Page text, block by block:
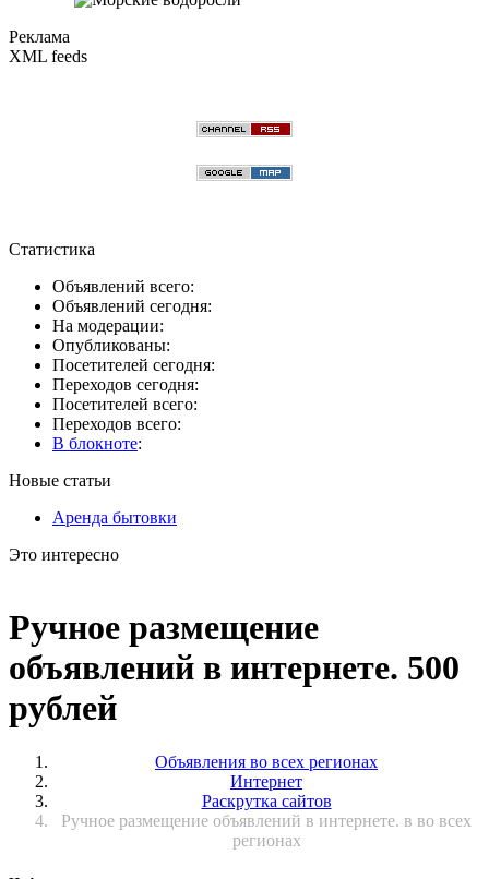
Реклама
XML feeds
Статистика
Объявлений всего:
Объявлений сегодня:
На модерации:
Опубликованы:
Посетителей сегодня:
Переходов сегодня:
Посетителей всего:
Переходов всего:
В блокноте:
Новые статьи
Аренда бытовки
Это интересно
Ручное размещение
объявлений в интернете. 500
рублей
Объявления во всех регионах
Интернет
Раскрутка сайтов
Ручное размещение объявлений в интернете. в во всех
регионах